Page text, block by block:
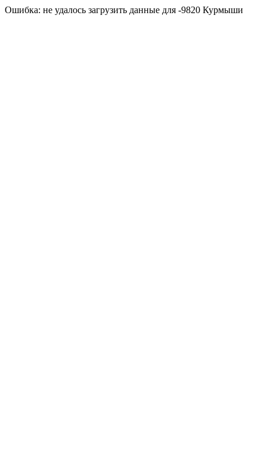
Ошибка: не удалось загрузить данные для -9820 Курмыши